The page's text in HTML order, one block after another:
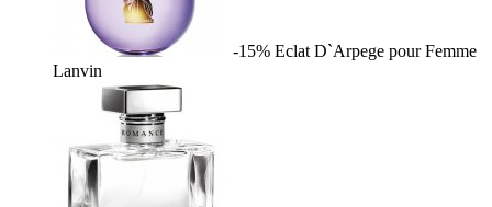
-15% Eclat D`Arpege pour Femme
Lanvin